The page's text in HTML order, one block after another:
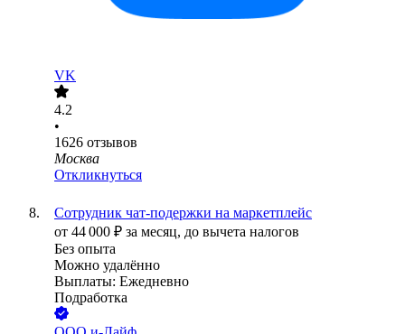
VK
4.2
•
1626 отзывов
Москва
Откликнуться
Сотрудник чат-подержки на маркетплейс
от 44 000 ₽ за месяц, до вычета налогов
Без опыта
Можно удалённо
Выплаты: Ежедневно
Подработка